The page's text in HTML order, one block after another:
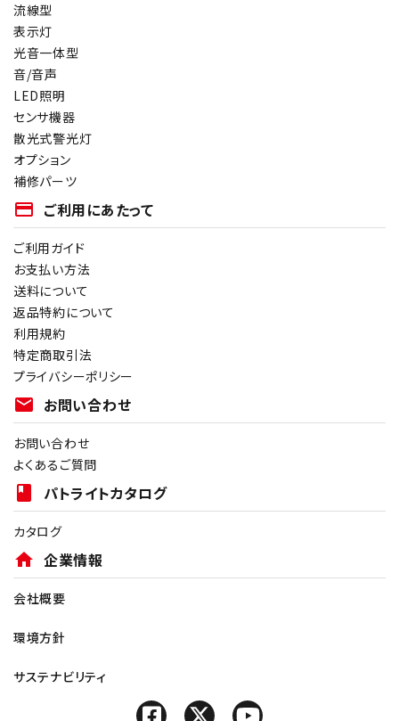
流線型
表示灯
光音一体型
音/音声
LED照明
センサ機器
散光式警光灯
オプション
補修パーツ
payment ご利用にあたって
ご利用ガイド
お支払い方法
送料について
返品特約について
利用規約
特定商取引法
プライバシーポリシー
mail お問い合わせ
お問い合わせ
よくあるご質問
book パトライトカタログ
カタログ
home 企業情報
会社概要
環境方針
サステナビリティ